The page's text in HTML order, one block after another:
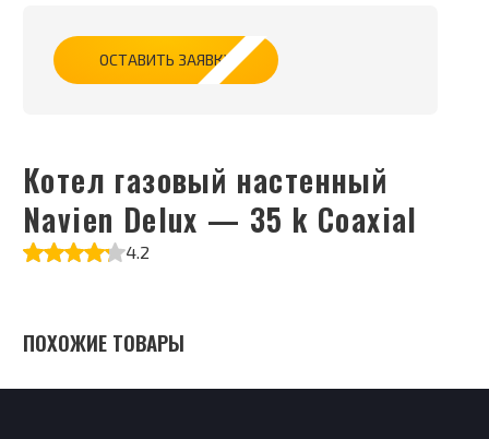
Котел газовый настенный
Navien Delux — 35 k Coaxial
4.2
ОСТАВИТЬ ЗАЯВКУ
ПОХОЖИЕ ТОВАРЫ